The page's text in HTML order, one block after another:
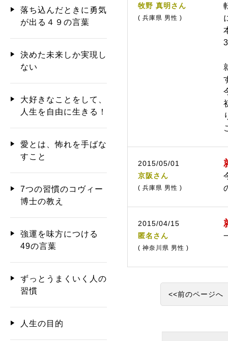
牧野 真明さん
( 兵庫県 男性 )
2015/05/01
京阪さん
( 兵庫県 男性 )
2015/04/15
匿名さん
( 神奈川県 男性 )
<<前のページへ
落ち込んだときに勇気
が出る４９の言葉
決めた未来しか実現し
ない
大好きなことをして、
人生を自由に生きる！
愛とは、怖れを手ばな
すこと
7つの習慣のコヴィー
博士の教え
強運を味方につける
49の言葉
ずっとうまくいく人の
習慣
人生の目的